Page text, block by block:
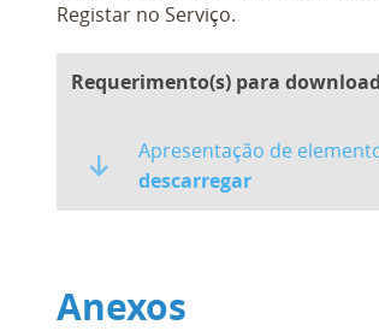
Registar no Serviço.
Requerimento(s) para
Apresentação de
descarregar
Anexos